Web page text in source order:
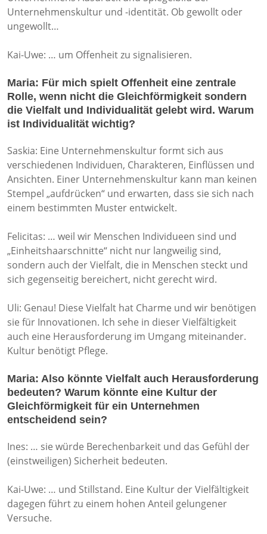
Unternehmenskultur und -identität. Ob gewollt oder
ungewollt…
Kai-Uwe: … um Offenheit zu signalisieren.
Maria: Für mich spielt Offenheit eine zentrale
Rolle, wenn nicht die Gleichförmigkeit sondern
die Vielfalt und Individualität gelebt wird. Warum
ist Individualität wichtig?
Saskia: Eine Unternehmenskultur formt sich aus
verschiedenen Individuen, Charakteren, Einflüssen und
Ansichten. Einer Unternehmenskultur kann man keinen
Stempel „aufdrücken“ und erwarten, dass sie sich nach
einem bestimmten Muster entwickelt.
Felicitas: … weil wir Menschen Individueen sind und
„Einheitshaarschnitte“ nicht nur langweilig sind,
sondern auch der Vielfalt, die in Menschen steckt und
sich gegenseitig bereichert, nicht gerecht wird.
Uli: Genau! Diese Vielfalt hat Charme und wir benötigen
sie für Innovationen. Ich sehe in dieser Vielfältigkeit
auch eine Herausforderung im Umgang miteinander.
Kultur benötigt Pflege.
Maria: Also könnte Vielfalt auch Herausforderung
bedeuten? Warum könnte eine Kultur der
Gleichförmigkeit für ein Unternehmen
entscheidend sein?
Ines: … sie würde Berechenbarkeit und das Gefühl der
(einstweiligen) Sicherheit bedeuten.
Kai-Uwe: … und Stillstand. Eine Kultur der Vielfältigkeit
dagegen führt zu einem hohen Anteil gelungener
Versuche.